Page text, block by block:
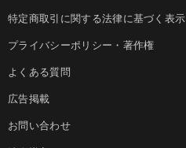
特定商取引に関する法律に基づく表示
プライバシーポリシー・著作権
よくある質問
広告掲載
お問い合わせ